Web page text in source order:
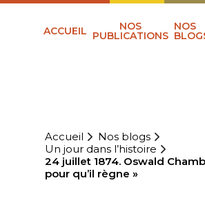
ACCUEIL NOS
PUBLICATIONS
NOS
Accueil
Nos blogs
Un jour dans l’histoire
24 juillet 1874. Oswald
pour qu’il règne »